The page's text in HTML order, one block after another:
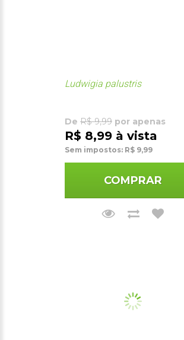
Ludwigia palustris
De R$ 9,99 por apenas
R$ 8,99 à vista
Sem impostos: R$ 9,99
COMPRAR